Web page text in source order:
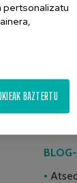
pertsonalizatu
BAZTERTU